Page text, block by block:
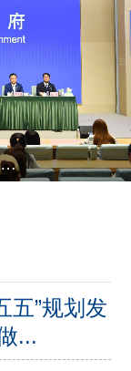
《上海市推进乡村全面振兴“十五五”规划》有关情况
五”规划发
...